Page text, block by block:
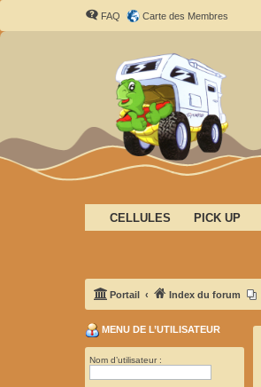
FAQ Carte des Membres
CELLULES PICK UP
Portail Index du forum
MENU DE L’UTILISATEUR
Nom d’utilisateur :